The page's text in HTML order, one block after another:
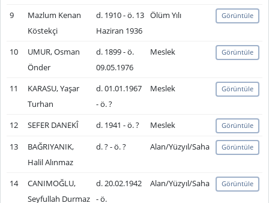
9
Mazlum Kenan
Köstekçi
d. 1910 - ö. 13
Haziran 1936
Ölüm Yılı Görüntüle
10
UMUR, Osman
Önder
d. 1899 - ö.
09.05.1976
Meslek Görüntüle
11
KARASU, Yaşar
Turhan
d. 01.01.1967
- ö. ?
Meslek Görüntüle
12 SEFER DANEKÎ d. 1941 - ö. ? Meslek Görüntüle
13
BAĞRIYANIK,
Halil Alınmaz
d. ? - ö. ? Alan/Yüzyıl/Saha Görüntüle
14
CANIMOĞLU,
Seyfullah Durmaz
d. 20.02.1942
- ö.
Alan/Yüzyıl/Saha Görüntüle